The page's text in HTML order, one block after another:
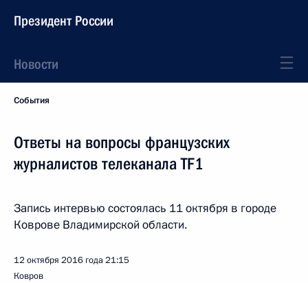
Президент России
Новости
События
Ответы на вопросы французских
журналистов телеканала TF1
Запись интервью состоялась 11 октября в городе
Коврове Владимирской области.
12 октября 2016 года21:15
Ковров